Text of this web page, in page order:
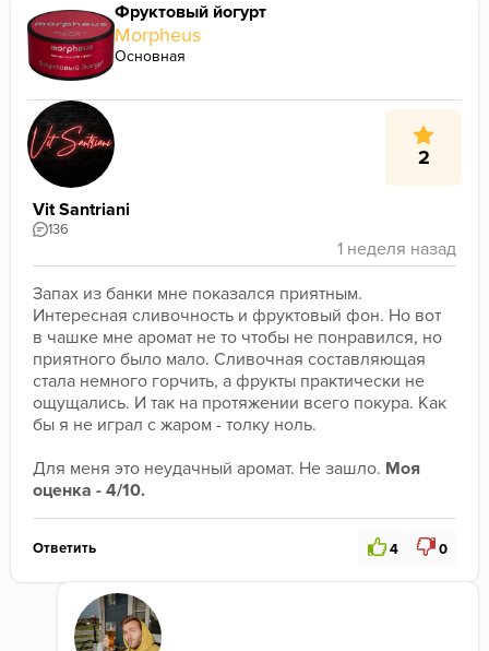
Фруктовый йогурт
Morpheus
Основная
2
Vit Santriani
136
Запах из банки мне показался приятным.
Интересная сливочность и фруктовый фон. Но вот
в чашке мне аромат не то чтобы не понравился, но
приятного было мало. Сливочная составляющая
стала немного горчить, а фрукты практически не
ощущались. И так на протяжении всего покура. Как
бы я не играл с жаром - толку ноль.
Для меня это неудачный аромат. Не зашло. Моя
оценка - 4/10.
Ответить 4 0